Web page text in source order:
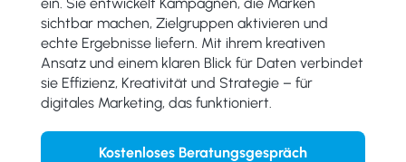
sichtbar machen, Zielgruppen aktivieren und
echte Ergebnisse liefern. Mit ihrem kreativen
Ansatz und einem klaren Blick für Daten verbindet
sie Effizienz, Kreativität und Strategie – für
digitales Marketing, das funktioniert.
Kostenloses Beratungsgespräch